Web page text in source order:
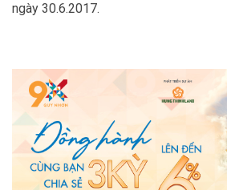
ngày 30.6.2017.